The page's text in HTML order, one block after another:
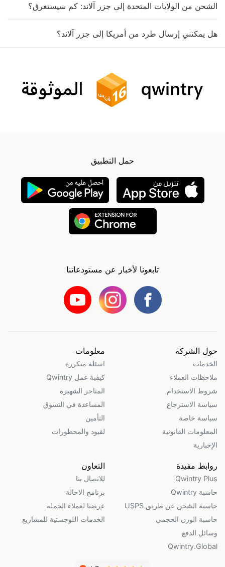
الشحن من الولايات المتحدة إلى جزر آلاند: كم سيستغرق؟
هل يمكنني إرسال طرد من أمريكا إلى جزر آلاند؟
حمل التطبيق
تابعونا لأخبار عن مستودعاتنا
حول الشركة
الخدمات
ملاحظات العملاء
شروط الاستخدام
سياسة الاسترجاع
سياسة خاصة
المعلومات القانونية
الإخبارية
معلومات
اسئلة متكررة
كيفية عمل Qwintry
المتاجر الشهيرة
المساعدة في التسوق
التأمين
لقيود والمحظورات
روابط مفيدة
Qwintry Plus
حاسبة Qwintry
حاسبة الشحن عن طريق USPS
حاسبة الوزن الحجمي
وسائل الدفع
Qwintry.Global
التعاون
للاتصال بنا
برنامج الاحالة
عرضنا لعملاء الجملة
الخدمات اللوجستية للمشاريع